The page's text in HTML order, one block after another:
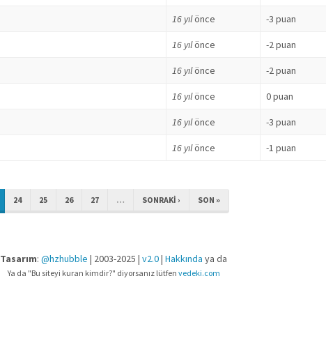
16 yılönce -3 puan
16 yılönce -2 puan
16 yılönce -2 puan
16 yılönce 0 puan
16 yılönce -3 puan
16 yılönce -1 puan
24 25 26 27 … SONRAKI › SON »
Tasarım: @hzhubble | 2003-2025 | v2.0| Hakkında ya da
Ya da "Bu siteyi kuran kimdir?" diyorsanız lütfen vedeki.com